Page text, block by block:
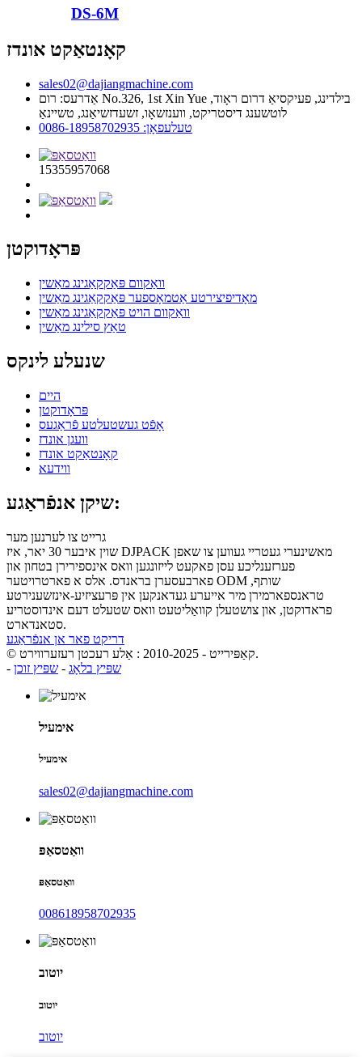
DS-6M
קאָנטאַקט אונדז
sales02@dajiangmachine.com
אַדרעס: רום No.326, 1st Xin Yue בילדינג, פעיקסיאַ דרום ראָוד,
לוטשענג דיסטריקט, ווענזשאָו, זשעדזשיאַנג, טשיינאַ
טעלעפאָן: 0086-18958702935
15355957068
פּראָדוקטן
וואַקוום פּאַקקאַגינג מאַשין
מאָדיפיצירטע אַטמאָספער פּאַקקאַגינג מאַשין
וואַקוום הויט פּאַקקאַגינג מאַשין
טאַץ סילינג מאַשין
שנעלע לינקס
היים
פּראָדוקטן
אָפֿט געשטעלטע פֿראַגעס
וועגן אונדז
קאָנטאַקט אונדז
ווידעא
שיקן אנפֿראַגע:
גרייט צו לערנען מער
שוין איבער 30 יאר, איז DJPACK מאשינערי געטריי געווען צו שאפן
פערזענליכע עסן פאקעט לייזונגען וואס אינספירירן בטחון און
פארבעסערן בראנדס. אלס א פארטרויטער ODM שותף,
טראנספארמירן מיר אייערע געדאנקען אין פּרעציזיע-אינזשענירטע
פראדוקטן, און צושטעלן קוואַליטעט וואס שטעלט דעם אינדוסטריע
סטאנדארט.
דריקט פאר אן אנפֿראַגע
© קאַפּירייט - 2010-2025 : אַלע רעכטן רעזערווירט.
-
שפּיץ בלאָג - שפּיץ זוכן
אימעיל
אימעיל
sales02@dajiangmachine.com
וואַטסאַפּ
וואַטסאַפּ
008618958702935
יוטוב
יוטוב
יוטוב